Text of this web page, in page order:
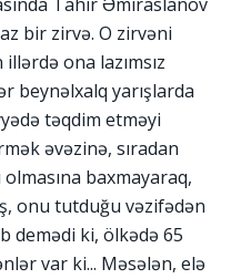
bir zirvə. O zirvəni
ona lazımsız
beynəlxalq yarışlarda
təqdim etməyi
əvəzinə, sıradan
baxmayaraq,
onu tutduğu vəzifədən
demədi ki, ölkədə 65
var ki... Məsələn, elə